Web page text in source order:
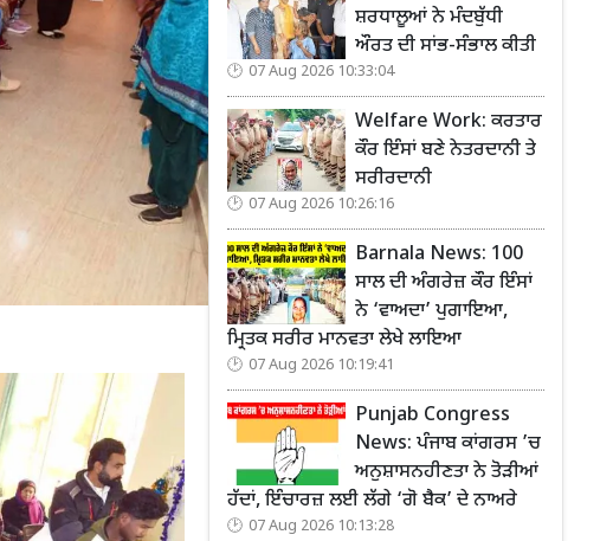
ਸ਼ਰਧਾਲੂਆਂ ਨੇ ਮੰਦਬੁੱਧੀ
ਔਰਤ ਦੀ ਸਾਂਭ-ਸੰਭਾਲ ਕੀਤੀ
07 Aug 2026 10:33:04
Welfare Work: ਕਰਤਾਰ
ਕੌਰ ਇੰਸਾਂ ਬਣੇ ਨੇਤਰਦਾਨੀ ਤੇ
ਸਰੀਰਦਾਨੀ
07 Aug 2026 10:26:16
Barnala News: 100
ਸਾਲ ਦੀ ਅੰਗਰੇਜ਼ ਕੌਰ ਇੰਸਾਂ
ਨੇ ‘ਵਾਅਦਾ’ ਪੁਗਾਇਆ,
ਮ੍ਰਿਤਕ ਸਰੀਰ ਮਾਨਵਤਾ ਲੇਖੇ ਲਾਇਆ
07 Aug 2026 10:19:41
Punjab Congress
News: ਪੰਜਾਬ ਕਾਂਗਰਸ ’ਚ
ਅਨੁਸ਼ਾਸਨਹੀਣਤਾ ਨੇ ਤੋੜੀਆਂ
ਹੱਦਾਂ, ਇੰਚਾਰਜ਼ ਲਈ ਲੱਗੇ ‘ਗੋ ਬੈਕ’ ਦੇ ਨਾਅਰੇ
07 Aug 2026 10:13:28